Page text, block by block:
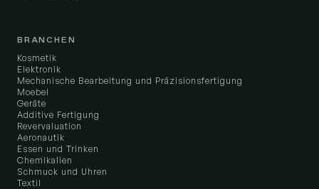
BRANCHEN
Kosmetik
Elektronik
Mechanische Bearbeitung und Präzisionsfertigung
Moebel
Geräte
Additive Fertigung
Revervaluation
Aeronautik
Essen und Trinken
Chemikalien
Schmuck und Uhren
Textil